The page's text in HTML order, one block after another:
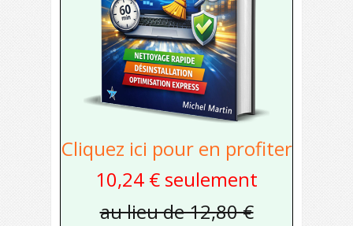
Cliquez ici pour en profiter
10,24 € seulement
au lieu de 12,80 €